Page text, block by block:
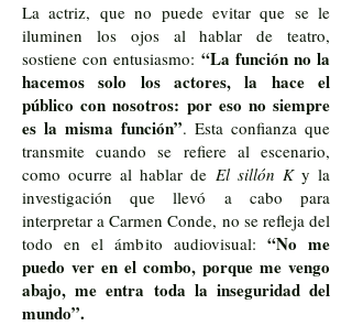
La actriz, que no puede evitar que se le
iluminen los ojos al hablar de teatro,
sostiene con entusiasmo: “La función no la
hacemos solo los actores, la hace el
público con nosotros: por eso no siempre
es la misma función”. Esta confianza que
transmite cuando se refiere al escenario,
como ocurre al hablar de El sillón Ky la
investigación que llevó a cabo para
interpretar a Carmen Conde, no se refleja del
todo en el ámbito audiovisual: “No me
puedo ver en el combo, porque me vengo
abajo, me entra toda la inseguridad del
mundo”.